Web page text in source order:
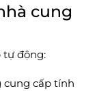
cung
tự động:
cung cấp tính